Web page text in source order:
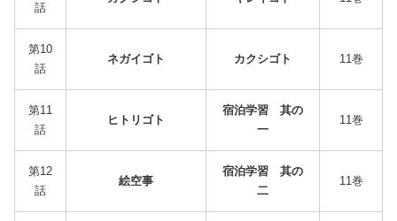
話
第10
話
ネガイゴト カクシゴト 11巻
第11
話
ヒトリゴト
宿泊学習 其の
一
11巻
第12
話
絵空事
宿泊学習 其の
二
11巻